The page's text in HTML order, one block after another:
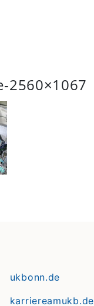
2560×1067
ukbonn.de
karriereamukb.de